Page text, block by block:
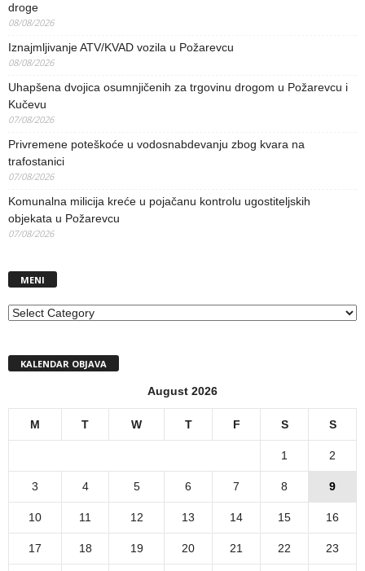
droge
08/08/2026
Iznajmljivanje ATV/KVAD vozila u Požarevcu
08/08/2026
Uhapšena dvojica osumnjičenih za trgovinu drogom u Požarevcu i
Kučevu
07/08/2026
Privremene poteškoće u vodosnabdevanju zbog kvara na
trafostanici
07/08/2026
Komunalna milicija kreće u pojačanu kontrolu ugostiteljskih
objekata u Požarevcu
07/08/2026
MENI
MENI
KALENDAR OBJAVA
August 2026
M T W T F S S
1 2
3 4 5 6 7 8 9
10 11 12 13 14 15 16
17 18 19 20 21 22 23